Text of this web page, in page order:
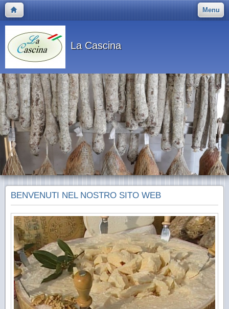
Menu
La Cascina
BENVENUTI NEL NOSTRO SITO WEB